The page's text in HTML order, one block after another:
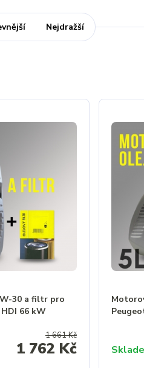
Nejdražší
30 a filtr pro
66 kW
1 661 Kč
1 762 Kč